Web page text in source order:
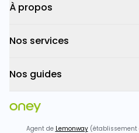
À propos
Nos services
Nos guides
Agent de Lemonway(établissement